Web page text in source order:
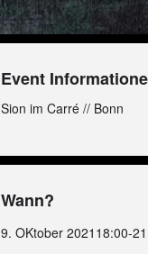
Event
Sion im Carré // Bonn
Wann?
9. OKtober 2021 18:00-